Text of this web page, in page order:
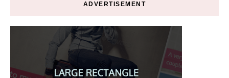
ADVERTISEMENT